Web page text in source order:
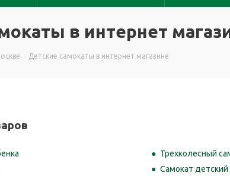
в интернет
- Детские самокаты в интернет магазине
Трехколесный
Самокат